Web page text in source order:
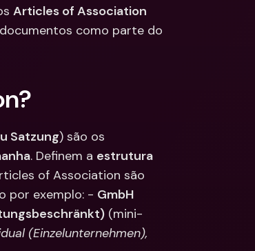
Articles of Association
como parte do
Satzung
. Definem a estrutura
por exemplo: - GmbH
(mini-
(Einzelunternehmen),